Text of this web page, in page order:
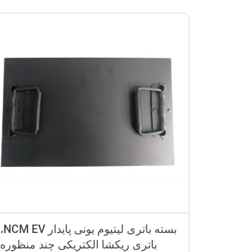
بسته باتری لیتیوم یونی پایدار NCM EV،
باتری ریکشا الکتریکی چند منظوره